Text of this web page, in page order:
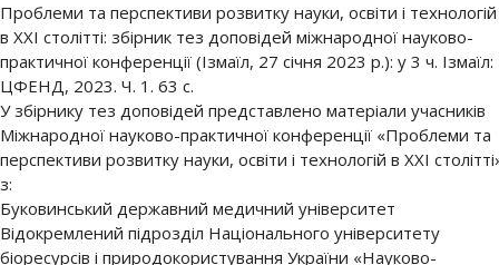
Проблеми та перспективи розвитку науки, освіти і технологій
в ХХІ столітті: збірник тез доповідей міжнародної науково-
практичної конференції (Ізмаїл, 27 січня 2023 р.): у 3 ч. Ізмаїл:
ЦФЕНД, 2023. Ч. 1. 63 с.
У збірнику тез доповідей представлено матеріали учасників
Міжнародної науково-практичної конференції «Проблеми та
перспективи розвитку науки, освіти і технологій в ХХІ
з:
Буковинський державний медичний університет
Відокремлений підрозділ Національного університету
біоресурсів і природокористування України «Науково-